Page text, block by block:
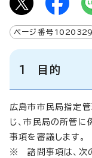
ページ番号 1020329
1 目的
広島市市民局指定管
じ、市民局の所管
事項を審議します。
※ 諮問事項は、次の